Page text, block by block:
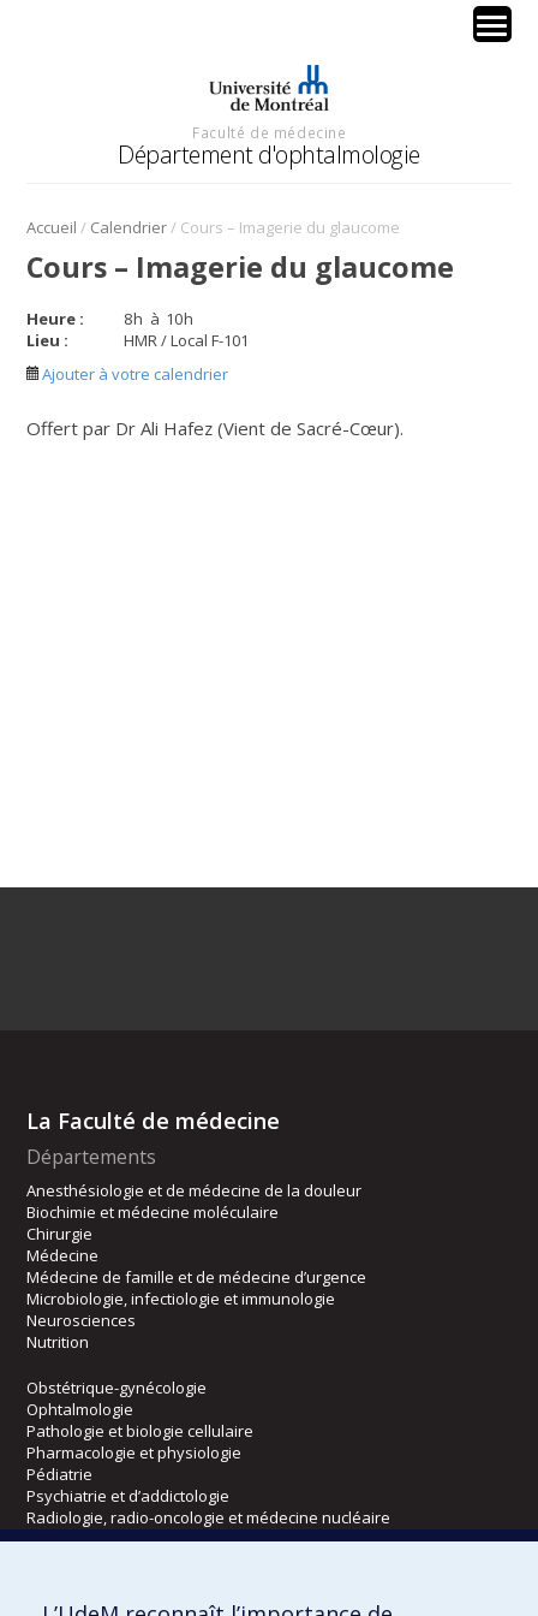
Faculté de médecine
Département d'ophtalmologie
Accueil / Calendrier/ Cours – Imagerie du glaucome
Cours – Imagerie du glaucome
Heure : 8h à 10h
Lieu :
HMR / Local F-101
Ajouter à votre calendrier
Offert par Dr Ali Hafez (Vient de Sacré-Cœur).
La Faculté de médecine
Départements
Anesthésiologie et de médecine de la douleur
Biochimie et médecine moléculaire
Chirurgie
Médecine
Médecine de famille et de médecine d’urgence
Microbiologie, infectiologie et immunologie
Neurosciences
Nutrition
Obstétrique-gynécologie
Ophtalmologie
Pathologie et biologie cellulaire
Pharmacologie et physiologie
Pédiatrie
Psychiatrie et d’addictologie
Radiologie, radio-oncologie et médecine nucléaire